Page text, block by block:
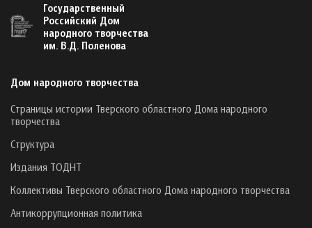
Государственный
Российский Дом
народного творчества
им. В.Д. Поленова
Дом народного творчества
Страницы истории Тверского областного Дома народного
творчества
Структура
Издания ТОДНТ
Коллективы Тверского областного Дома народного творчества
Антикоррупционная политика